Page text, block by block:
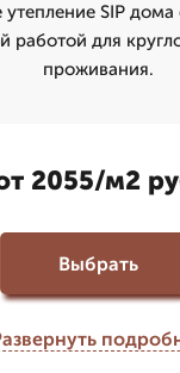
SIP дома
работой для
проживания.
2055/м2
Выбрать